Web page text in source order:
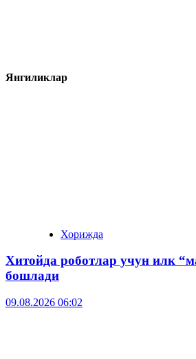
Янгиликлар
Хорижда
Хитойда роботлар учун илк
бошлади
09.08.2026 06:02